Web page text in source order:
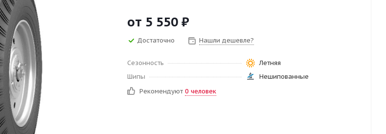
от 5 550 ₽
Достаточно Нашли дешевле?
Сезонность
Летняя
Шипы
Нешипованные
Рекомендуют 0 человек